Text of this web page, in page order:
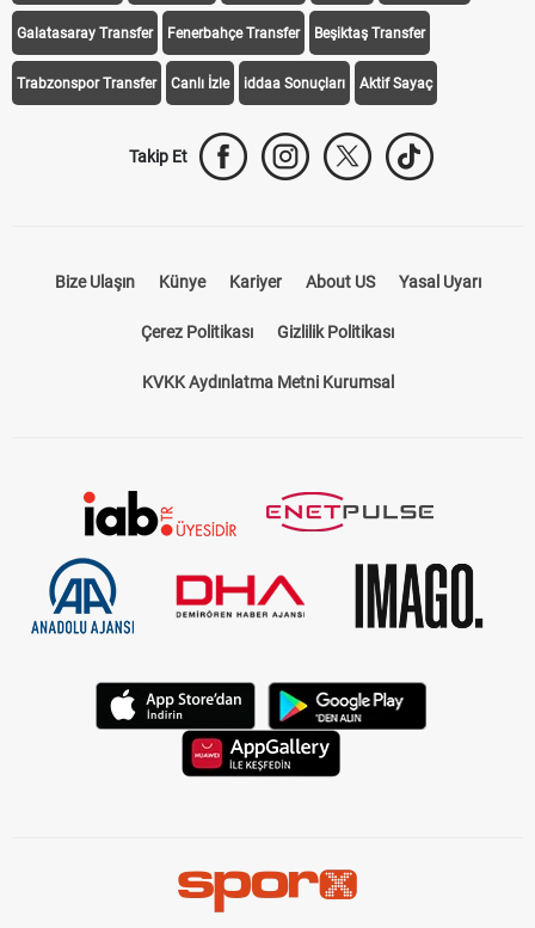
Galatasaray Transfer Fenerbahçe Transfer Beşiktaş Transfer
Trabzonspor Transfer Canlı İzle iddaa Sonuçları Aktif Sayaç
Takip Et
Bize Ulaşın Künye Kariyer About US Yasal Uyarı
Çerez Politikası Gizlilik Politikası
KVKK Aydınlatma Metni Kurumsal